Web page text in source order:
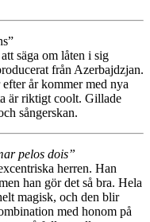
säga om låten i sig
från Azerbajdzjan.
år kommer med nya
är riktigt coolt. Gillade
sångerskan.
pelos dois”
herren. Han
han gör det så bra. Hela
magisk, och den blir
med honom på